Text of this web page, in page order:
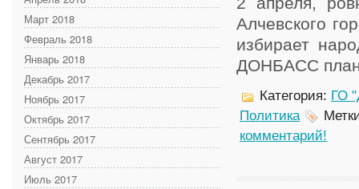
Март 2018
Февраль 2018
Январь 2018
Декабрь 2017
Ноябрь 2017
Октябрь 2017
Сентябрь 2017
Август 2017
Июль 2017
Алчевского
избирает
ДОНБАСС
Категория: ГО
Политика
комментарий!